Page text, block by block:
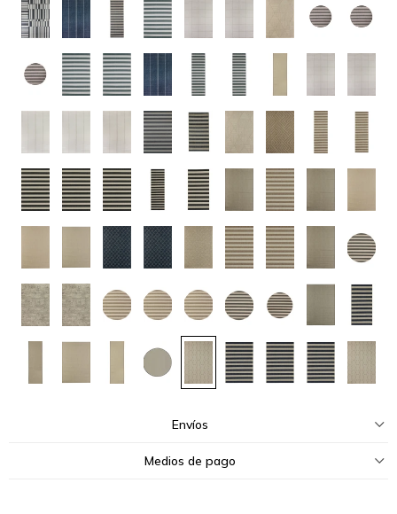
Envíos
Medios de pago